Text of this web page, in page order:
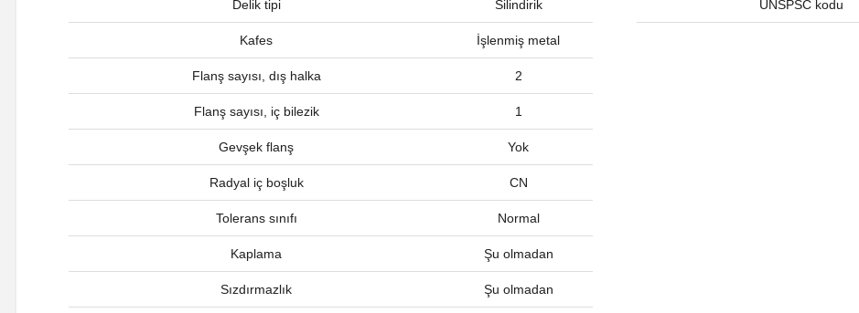
Delik tipi Silindirik
Kafes İşlenmiş metal
Flanş sayısı, dış halka 2
Flanş sayısı, iç bilezik 1
Gevşek flanş Yok
Radyal iç boşluk CN
Tolerans sınıfı Normal
Kaplama Şu olmadan
Sızdırmazlık Şu olmadan
UNSPSC kodu